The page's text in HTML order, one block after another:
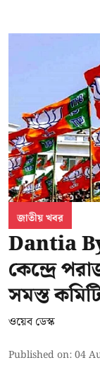
জাতীয় খবর
Dantia
কেন্দ্রে
সমস্ত
ওয়েব ডেস্ক
Published on:04